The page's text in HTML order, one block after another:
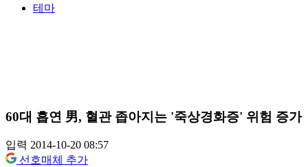
테마
60대 흡연 男, 혈관 좁아지는 '죽상경화증' 위험 증가
입력 2014-10-20 08:57
선호매체 추가